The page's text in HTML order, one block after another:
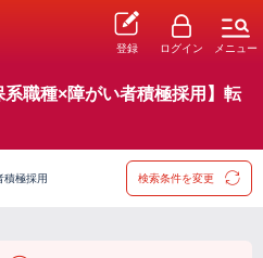
登録 ログイン メニュー
系職種×障がい者積極採用】転
積極採用 検索条件を変更